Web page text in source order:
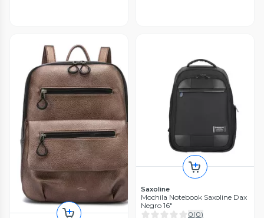
Saxoline
Mochila Notebook Saxoline Dax
Negro 16"
0(0)